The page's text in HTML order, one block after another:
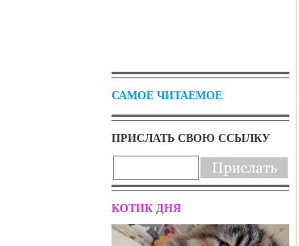
САМОЕ ЧИТАЕМОЕ
ПРИСЛАТЬ СВОЮ ССЫЛКУ
КОТИК ДНЯ